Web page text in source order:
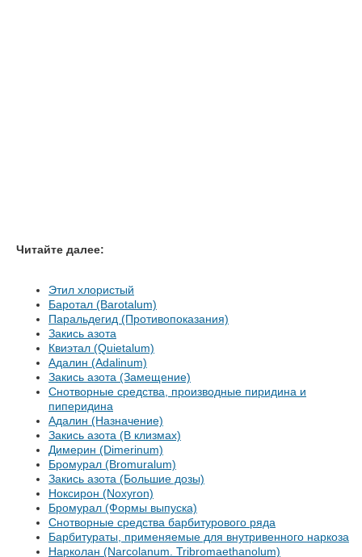
Читайте далее:
Этил хлористый
Баротал (Barotalum)
Паральдегид (Противопоказания)
Закись азота
Квиэтал (Quietalum)
Адалин (Adalinum)
Закись азота (Замещение)
Снотворные средства, производные пиридина и
пиперидина
Адалин (Назначение)
Закись азота (В клизмах)
Димерин (Dimerinum)
Бромурал (Bromuralum)
Закись азота (Большие дозы)
Ноксирон (Noxyron)
Бромурал (Формы выпуска)
Снотворные средства барбитурового ряда
Барбитураты, применяемые для внутривенного наркоза
Нарколан (Narcolanum. Tribromaethanolum)